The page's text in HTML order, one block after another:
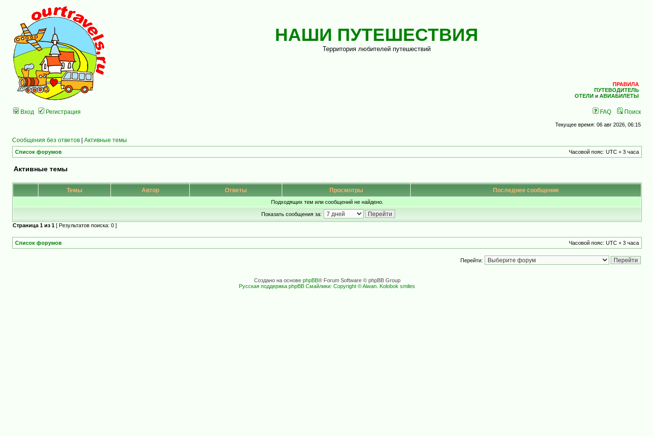
НАШИ ПУТЕШЕСТВИЯ
Территория любителей путешествий
ПРАВИЛА
ПУТЕВОДИТЕЛЬ
ОТЕЛИ и АВИАБИЛЕТЫ
Вход Регистрация FAQ Поиск
Текущее время: 06 авг 2026, 06:15
Сообщения без ответов | Активные темы
Список форумов Часовой пояс: UTC + 3 часа
Активные темы
Темы Автор Ответы Просмотры Последнее сообщение
Подходящих тем или сообщений не найдено.
Показать сообщения за:
Страница 1 из 1 [ Результатов поиска: 0 ]
Список форумов Часовой пояс: UTC + 3 часа
Перейти:
Создано на основе phpBB® Forum Software © phpBB Group
Русская поддержка phpBB Смайлики: Copyright © Aiwan. Kolobok smiles